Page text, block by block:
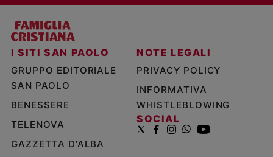
I SITI SAN PAOLO
GRUPPO EDITORIALE
SAN PAOLO
BENESSERE
TELENOVA
GAZZETTA D'ALBA
NOTE LEGALI
PRIVACY POLICY
INFORMATIVA
WHISTLEBLOWING
SOCIAL